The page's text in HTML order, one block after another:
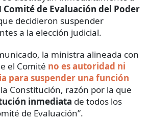
Comité de Evaluación del Poder
decidieron suspender
a la elección judicial.
la ministra alineada con
el Comité no es autoridad ni
para suspender una función
Constitución, razón por la que
inmediata de todos los
de Evaluación”.